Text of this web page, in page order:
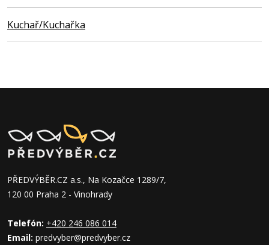
Kuchař/Kuchařka
PŘEDVÝBĚR.CZ a.s., Na Kozačce 1289/7,
120 00 Praha 2 - Vinohrady
Telefón: +420 246 086 014
Email: predvyber@predvyber.cz